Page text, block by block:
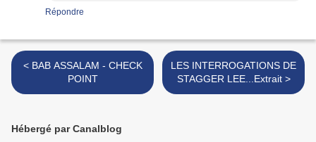
Répondre
< BAB ASSALAM - CHECK
POINT
LES INTERROGATIONS DE
STAGGER LEE...Extrait >
Hébergé par Canalblog